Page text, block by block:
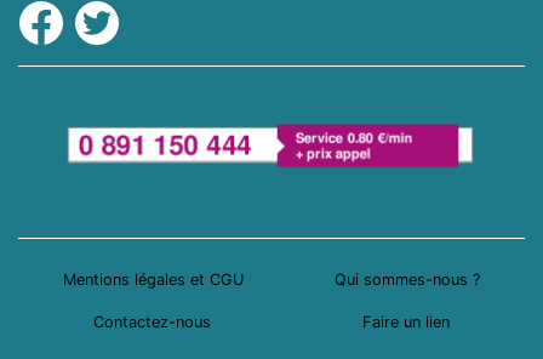
Facebook
Twitter
Mentions légales et CGU Qui sommes-nous ?
Contactez-nous Faire un lien